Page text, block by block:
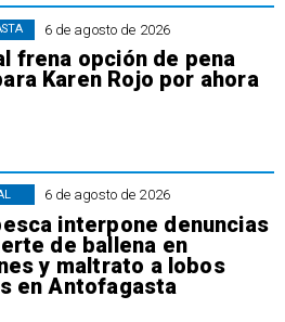
6 de agosto de 2026
frena opción de pena
Karen Rojo por ahora
6 de agosto de 2026
interpone denuncias
de ballena en
y maltrato a lobos
en Antofagasta